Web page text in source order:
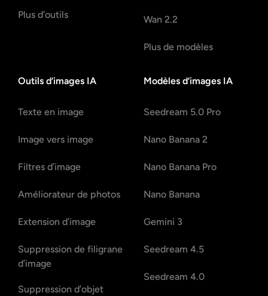
Plus d’outils Wan 2.2
Plus de modèles
Outils d’images IA
Texte en image
Image vers image
Filtres d’image
Améliorateur de photos
Extension d’image
Suppression de filigrane
d’image
Suppression d’objet
Modèles d’images IA
Seedream 5.0 Pro
Nano Banana 2
Nano Banana Pro
Nano Banana
Gemini 3
Seedream 4.5
Seedream 4.0